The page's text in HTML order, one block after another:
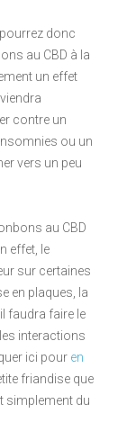
donc
au CBD à la
un effet
contre un
ou un
vers un peu
au CBD
effet, le
sur certaines
en plaques, la
faudra faire le
interactions
ici pour en
friandise que
simplement du